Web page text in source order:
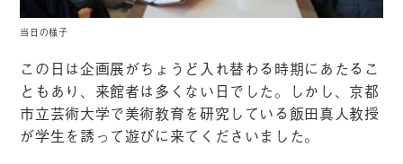
当日の様子
この日は企画展がちょうど入れ替わる時期にあたるこ
ともあり、来館者は多くない日でした。しかし、京都
市立芸術大学で美術教育を研究している飯田真人教授
が学生を誘って遊びに来てくださいました。